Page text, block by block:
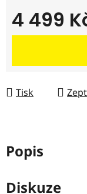
4 499
Měrná cena:
Tisk
Popis
Diskuze